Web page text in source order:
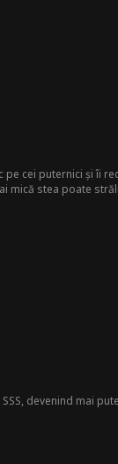
cei puternici și îi
mică stea poate
devenind mai